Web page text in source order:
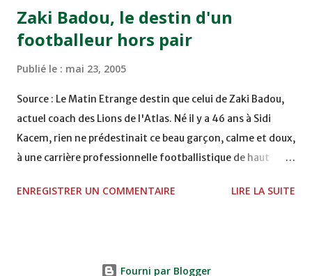
Zaki Badou, le destin d'un
footballeur hors pair
Publié le : mai 23, 2005
Source : Le Matin Etrange destin que celui de Zaki Badou,
actuel coach des Lions de l'Atlas. Né il y a 46 ans à Sidi
Kacem, rien ne prédestinait ce beau garçon, calme et doux,
à une carrière professionnelle footballistique de haut
également féru des armes, le jeune Zaki aura sa première
ENREGISTRER UN COMMENTAIRE LIRE LA SUITE
Fourni par Blogger